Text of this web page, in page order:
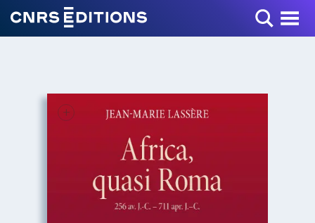
Toggle Menu
+